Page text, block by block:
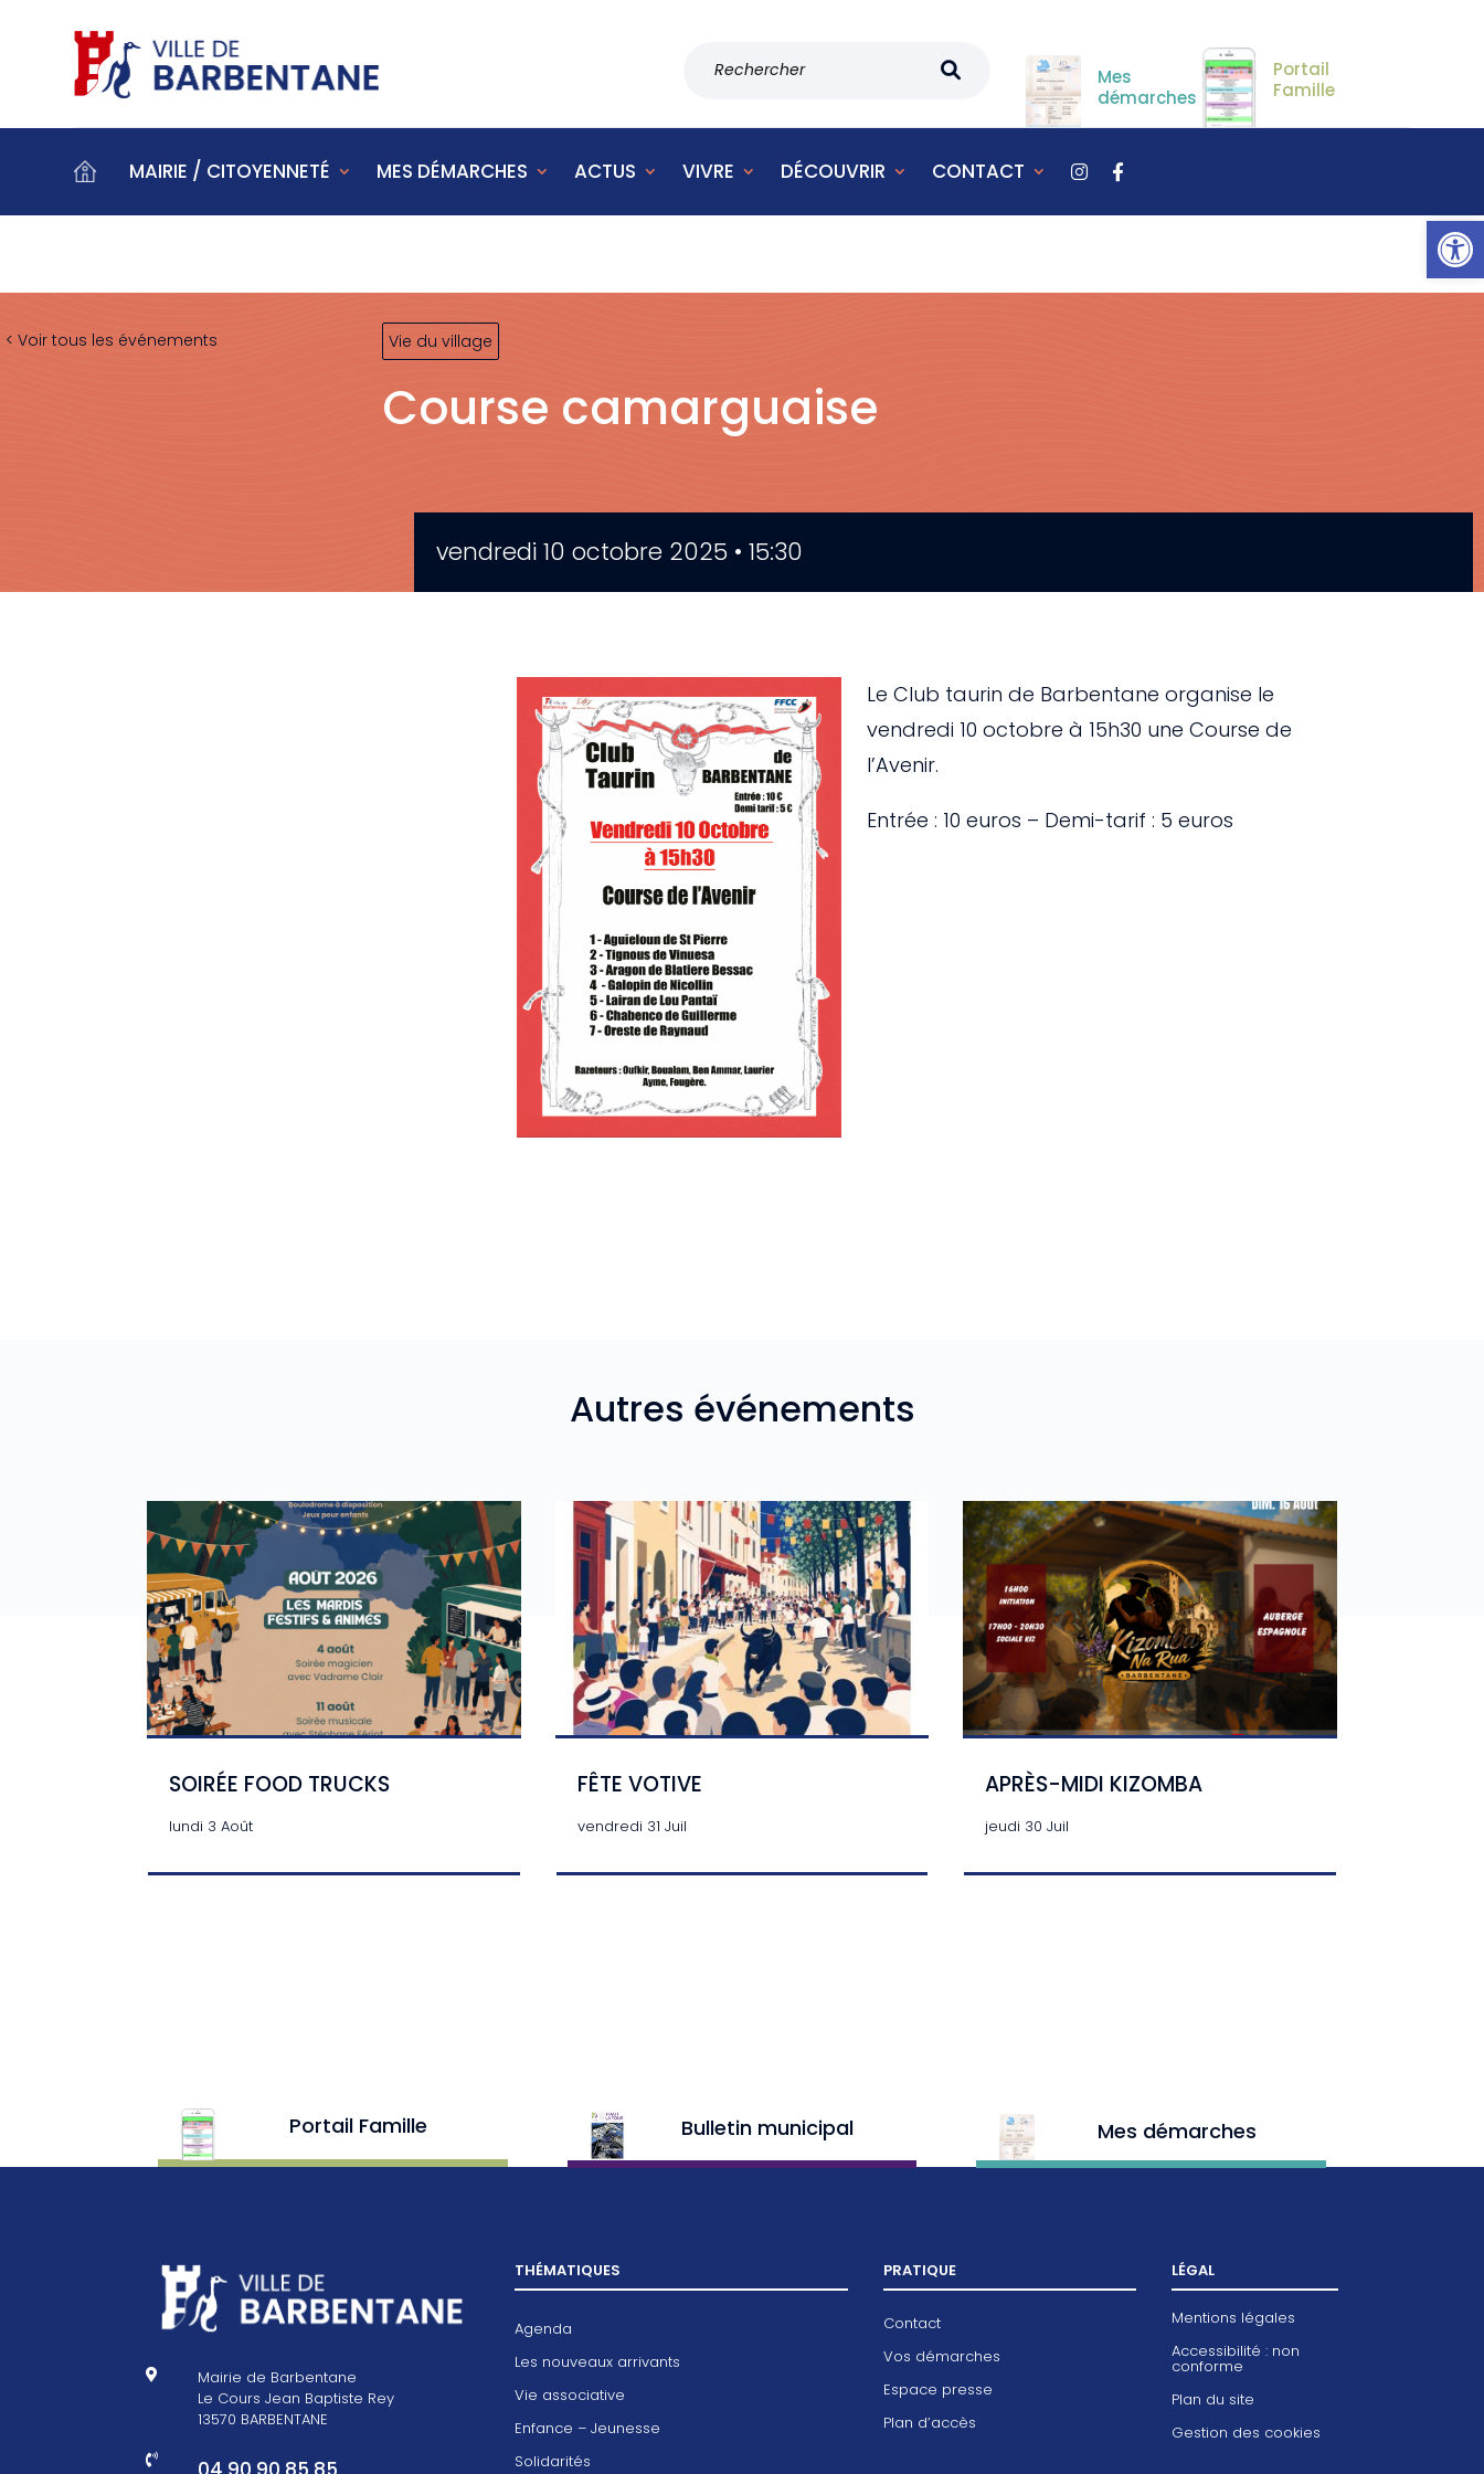
Mes
démarches
Portail
Famille
MAIRIE / CITOYENNETÉ MES DÉMARCHES ACTUS VIVRE DÉCOUVRIR CONTACT
< Voir tous les événements Vie du village
Course camarguaise
vendredi 10 octobre 2025 • 15:30
Le Club taurin de Barbentane organise le
vendredi 10 octobre à 15h30 une Course de
l’Avenir.
Entrée : 10 euros – Demi-tarif : 5 euros
Autres événements
SOIRÉE FOOD TRUCKS
lundi 3 Août
FÊTE VOTIVE
vendredi 31 Juil
APRÈS-MIDI KIZOMBA
jeudi 30 Juil
Portail Famille Bulletin municipal Mes démarches

Mairie de Barbentane
Le Cours Jean Baptiste Rey
13570 BARBENTANE

THÉMATIQUES
Agenda
Les nouveaux arrivants
Vie associative
Enfance – Jeunesse
Solidarités
PRATIQUE
Contact
Vos démarches
Espace presse
Plan d’accès
LÉGAL
Mentions légales
Accessibilité : non
conforme
Plan du site
Gestion des cookies